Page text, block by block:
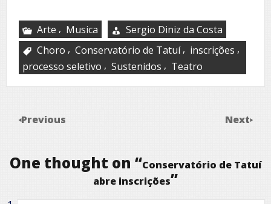
Arte , Musica
Sergio Diniz da Costa
Choro , Conservatório de Tatuí , inscrições ,
processo seletivo , Sustenidos , Teatro
Previous Next
One thought on “Conservatório de Tatuí
abre inscrições”